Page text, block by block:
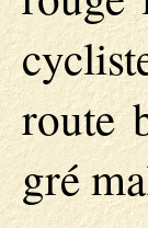
route
gré